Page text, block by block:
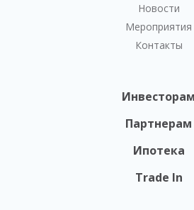
Новости
Мероприятия
Контакты
Инвесторам
Партнерам
Ипотека
Trade In